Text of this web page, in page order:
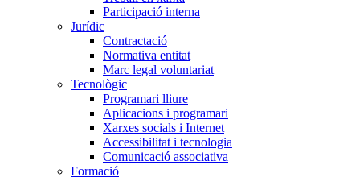
Participació interna
Jurídic
Contractació
Normativa entitat
Marc legal voluntariat
Tecnològic
Programari lliure
Aplicacions i programari
Xarxes socials i Internet
Accessibilitat i tecnologia
Comunicació associativa
Formació